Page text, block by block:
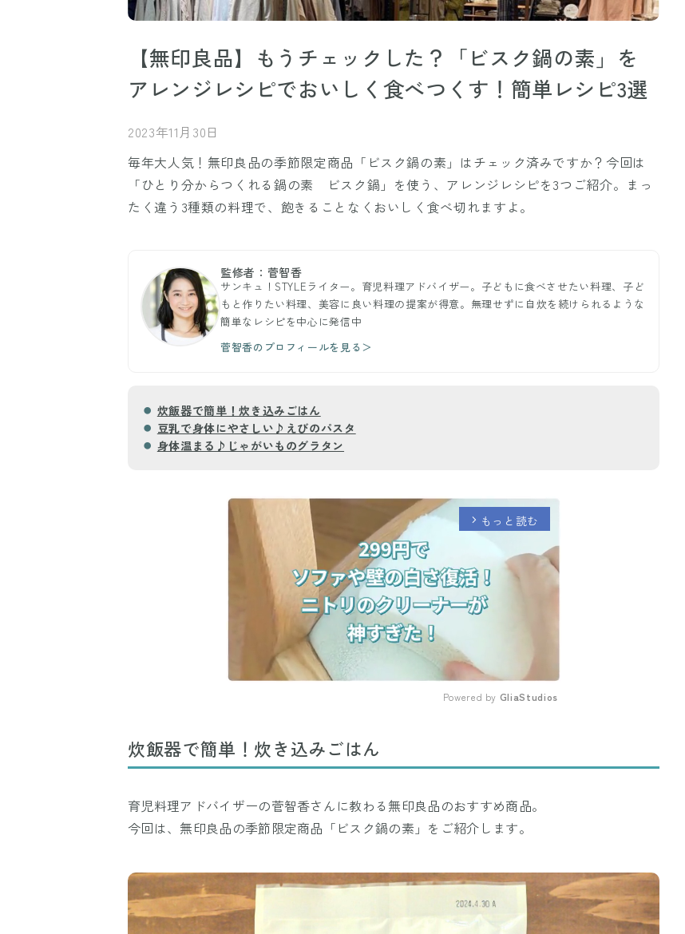
【無印良品】もうチェックした？「ビスク鍋の素」を
アレンジレシピでおいしく食べつくす！簡単レシピ3選
2023年11月30日
毎年大人気！無印良品の季節限定商品「ビスク鍋の素」はチェック済みですか？今回は
「ひとり分からつくれる鍋の素 ビスク鍋」を使う、アレンジレシピを3つご紹介。まっ
たく違う3種類の料理で、飽きることなくおいしく食べ切れますよ。
監修者：菅智香
サンキュ！STYLEライター。育児料理アドバイザー。子どもに食べさせたい料理、子ど
もと作りたい料理、美容に良い料理の提案が得意。無理せずに自炊を続けられるような
簡単なレシピを中心に発信中
菅智香のプロフィールを見る＞
炊飯器で簡単！炊き込みごはん
豆乳で身体にやさしい♪えびのパスタ
身体温まる♪じゃがいものグラタン
arrow_forward_ios もっと読む
Powered by GliaStudios
炊飯器で簡単！炊き込みごはん
育児料理アドバイザーの菅智香さんに教わる無印良品のおすすめ商品。
今回は、無印良品の季節限定商品「ビスク鍋の素」をご紹介します。